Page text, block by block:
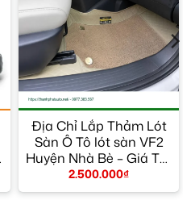
Địa Chỉ Lắp Thảm Lót
Sàn Ô Tô lót sàn VF2
Huyện Nhà Bè – Giá Tốt
TPHCM
2.500.000₫